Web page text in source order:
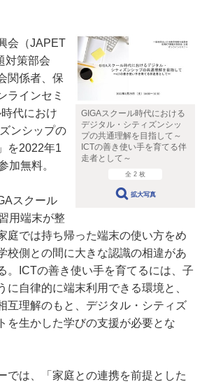
GIGAスクール時代における
デジタル・シティズンシッ
プの共通理解を目指して～
ICTの善き使い手を育てる伴
走者として～
全 2 枚
拡大写真
会（JAPET
対策部会
関係者、保
ラインセミ
代におけ
ンシップの
を2022年1
加無料。
スクール
用端末が整
庭では持ち帰った端末の使い方をめ
校側との間に大きな認識の相違があ
。ICTの善き使い手を育てるには、子
に自律的に端末利用できる環境と、
互理解のもと、デジタル・シティズ
を生かした学びの支援が必要とな
は、「家庭との連携を前提とした